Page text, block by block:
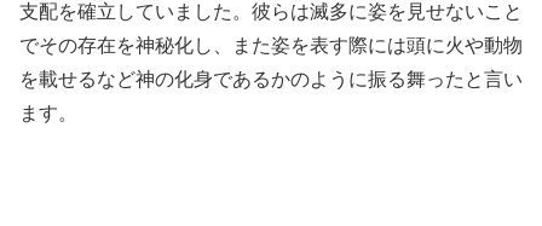
支配を確立していました。彼らは滅多に姿を見せないこと
でその存在を神秘化し、また姿を表す際には頭に火や動物
を載せるなど神の化身であるかのように振る舞ったと言い
ます。